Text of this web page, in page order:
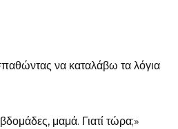
να καταλάβω τα λόγια
μαμά. Γιατί τώρα;»